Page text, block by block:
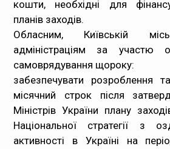
кошти, необхідні для
планів заходів.
Обласним, Київській
адміністраціям за участю
самоврядування щороку:
забезпечувати розроблення
місячний строк після
Міністрів України плану
Національної стратегії з
активності в Україні на